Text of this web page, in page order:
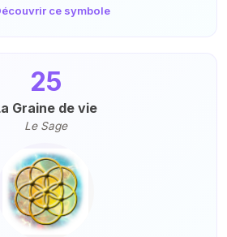
ce symbole
25
Graine de vie
Le Sage